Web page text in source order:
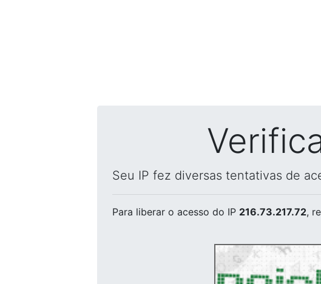
Seu IP fez diversas tentativas de
Para liberar o acesso do IP 216.73.217.72,